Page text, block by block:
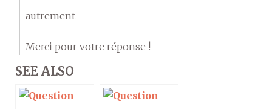
autrement
Merci pour votre réponse !
SEE ALSO